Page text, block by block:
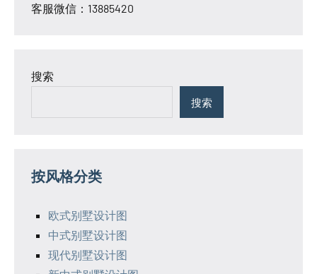
客服微信：13885420
搜索
搜索
按风格分类
欧式别墅设计图
中式别墅设计图
现代别墅设计图